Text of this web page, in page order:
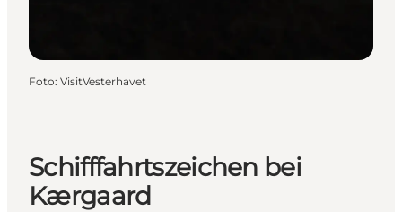
Foto: VisitVesterhavet
Schifffahrtszeichen bei
Kærgaard